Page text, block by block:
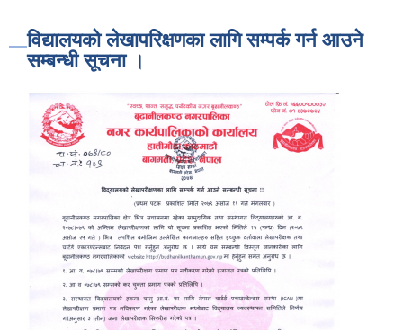
विद्यालयको लेखापरिक्षणका लागि सम्पर्क गर्न आउने
सम्बन्धी सूचना ।